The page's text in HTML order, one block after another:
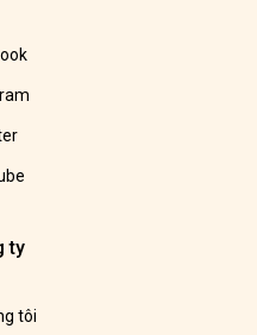
ty
tôi